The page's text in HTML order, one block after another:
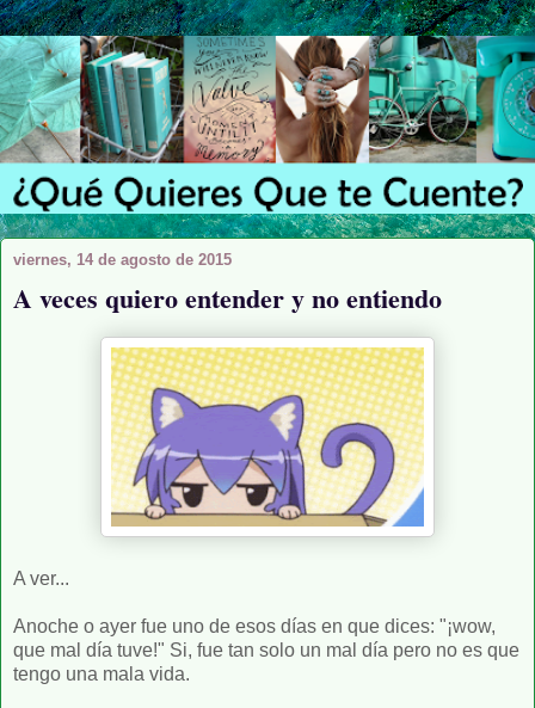
viernes, 14 de agosto de 2015
A veces quiero entender y no entiendo
A ver...
Anoche o ayer fue uno de esos días en que dices: "¡wow,
que mal día tuve!" Si, fue tan solo un mal día pero no es que
tengo una mala vida.